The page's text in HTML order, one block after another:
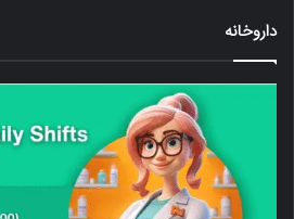
داروخانه